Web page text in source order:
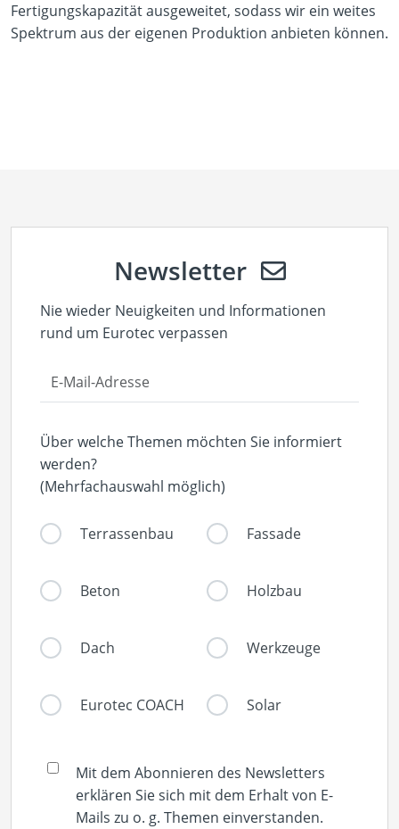
Fertigungskapazität ausgeweitet, sodass wir ein weites
Spektrum aus der eigenen Produktion anbieten können.
Newsletter
Nie wieder Neuigkeiten und Informationen
rund um Eurotec verpassen
Über welche Themen möchten Sie informiert
werden?
(Mehrfachauswahl möglich)
Terrassenbau Fassade
Beton Holzbau
Dach Werkzeuge
Eurotec COACH Solar
Mit dem Abonnieren des Newsletters
erklären Sie sich mit dem Erhalt von E-
Mails zu o. g. Themen einverstanden.